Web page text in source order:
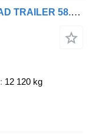
Nooteboom OSDS-58-04 HEAVY LOAD TRAILER 58.000 kg | HYDROLIC RAMPS |
12 120 kg